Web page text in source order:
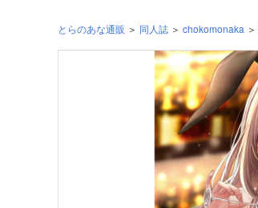
とらのあな通販 同人誌 chokomonaka